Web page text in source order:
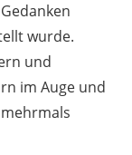
wurde.
und
im Auge und